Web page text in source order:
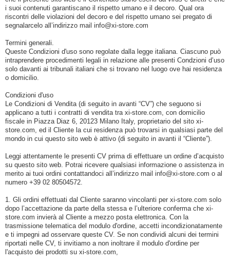
i suoi contenuti garantiscano il rispetto umano e il decoro. Qual ora
riscontri delle violazioni del decoro e del rispetto umano sei pregato di
segnalarcelo all’indirizzo mail info@xi-store.com
Termini generali.
Queste Condizioni d'uso sono regolate dalla legge italiana. Ciascuno può
intraprendere procedimenti legali in relazione alle presenti Condzioni d’uso
solo davanti ai tribunali italiani che si trovano nel luogo ove hai residenza
o domicilio.
Condizioni d'uso
Le Condizioni di Vendita (di seguito in avanti “CV”) che seguono si
applicano a tutti i contratti di vendita tra xi-store.com, con domicilio
fiscale in Piazza Diaz 6, 20123 Milano Italy, proprietario del sito xi-
store.com, ed il Cliente la cui residenza può trovarsi in qualsiasi parte del
mondo in cui questo sito web è attivo (di seguito in avanti il “Cliente”).
Leggi attentamente le presenti CV prima di effettuare un ordine d’acquisto
su questo sito web. Potrai ricevere qualsiasi informazione o assistenza in
merito ai tuoi ordini contattandoci all’indirizzo mail info@xi-store.com o al
numero +39 02 80504572.
1. Gli ordini effettuati dal Cliente saranno vincolanti per xi-store.com solo
dopo l’accettazione da parte della stessa e l’ulteriore conferma che xi-
store.com invierà al Cliente a mezzo posta elettronica. Con la
trasmissione telematica del modulo d'ordine, accetti incondizionatamente
e ti impegni ad osservare queste CV. Se non condividi alcuni dei termini
riportati nelle CV, ti invitiamo a non inoltrare il modulo d'ordine per
l'acquisto dei prodotti su xi-store.com,